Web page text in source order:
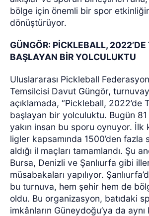
bölge için önemli bir spor
dönüştürüyor.
GÜNGÖR: PİCKLEBALL,
BAŞLAYAN BİR YOLCULUKTU
Uluslararası Pickleball
Temsilcisi Davut Güngör,
açıklamada, “Pickleball, 2022’de
başlayan bir yolculuktu. Bugün
yakın insan bu sporu oynuyor. İlk
ligler kapsamında 1500’den fazla
aldığı il maçları tamamlandı. Şu
Bursa, Denizli ve Şanlıurfa gibi
müsabakaları yapılıyor.
bu turnuva, hem şehir hem de
oldu. Bu organizasyon, batıdaki
imkânların Güneydoğu’ya da